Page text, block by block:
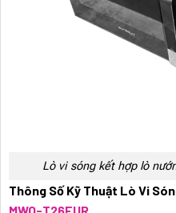
Lò vi sóng kết hợp lò
Thông Số Kỹ Thuật Lò Vi